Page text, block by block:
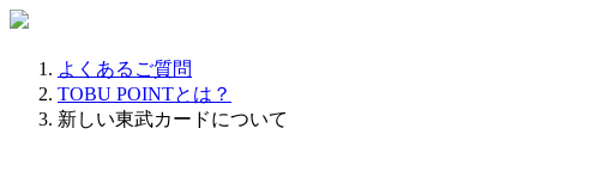
よくあるご質問
TOBU POINTとは？
新しい東武カードについて